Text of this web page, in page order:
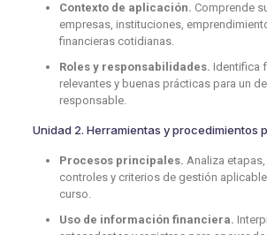
Contexto de aplicación. Comprende
empresas, instituciones,
financieras cotidianas.
Roles y responsabilidades. Identifica
relevantes y buenas prácticas para un
responsable.
Unidad 2. Herramientas y procedimientos
Procesos principales. Analiza
controles y criterios de gestión
curso.
Uso de información financiera.